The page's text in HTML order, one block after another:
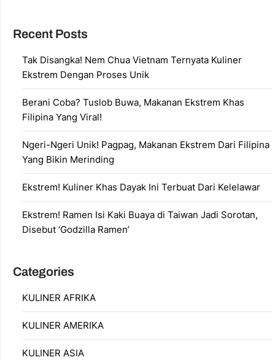
Recent Posts
Tak Disangka! Nem Chua Vietnam Ternyata Kuliner
Ekstrem Dengan Proses Unik
Berani Coba? Tuslob Buwa, Makanan Ekstrem Khas
Filipina Yang Viral!
Ngeri-Ngeri Unik! Pagpag, Makanan Ekstrem Dari Filipina
Yang Bikin Merinding
Ekstrem! Kuliner Khas Dayak Ini Terbuat Dari Kelelawar
Ekstrem! Ramen Isi Kaki Buaya di Taiwan Jadi Sorotan,
Disebut ‘Godzilla Ramen’
Categories
KULINER AFRIKA
KULINER AMERIKA
KULINER ASIA